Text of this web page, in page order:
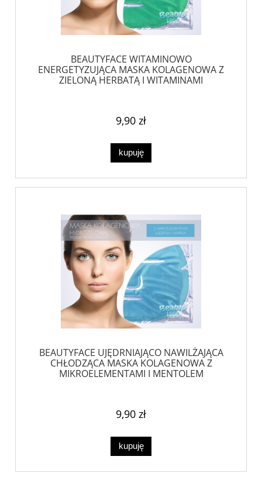
BEAUTYFACE WITAMINOWO
ENERGETYZUJĄCA MASKA KOLAGENOWA Z
ZIELONĄ HERBATĄ I WITAMINAMI
9,90 zł
kupuję
BEAUTYFACE UJĘDRNIAJĄCO NAWILŻAJĄCA
CHŁODZĄCA MASKA KOLAGENOWA Z
MIKROELEMENTAMI I MENTOLEM
9,90 zł
kupuję